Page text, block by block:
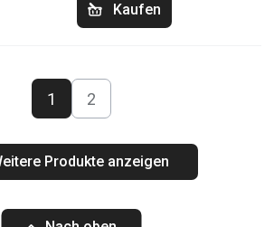
Kaufen
1 2
Produkte anzeigen